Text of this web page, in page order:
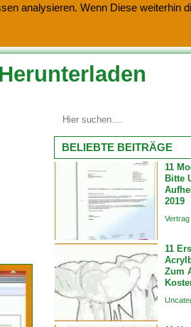
analysieren. Wenn Diese weiterhin
BELIEBTE BEITRÄGE
11
Bitte
2019
Vertrag
11
Zum